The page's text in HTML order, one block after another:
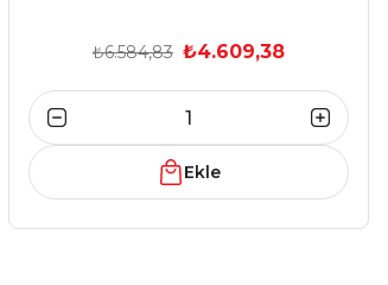
₺6.584,83 ₺4.609,38
Ekle